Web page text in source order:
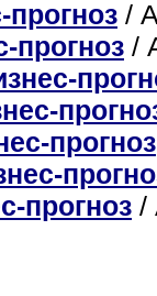
/
прогноз /
прогноз
прогноз /